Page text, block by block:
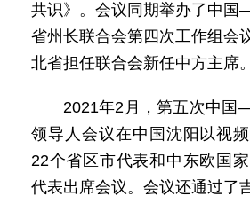
共识》。会议同期举办了中国
省州长联合会第四次工作组会
北省担任联合会新任中方主席。
2021年2月，第五次中国
领导人会议在中国沈阳以视
22个省区市代表和中东欧国
代表出席会议。会议还通过了